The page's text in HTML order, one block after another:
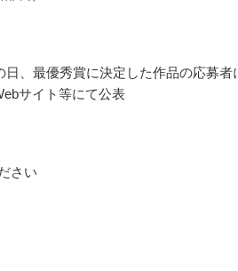
日、最優秀賞に決定した作品の応募者
サイト等にて公表
さい